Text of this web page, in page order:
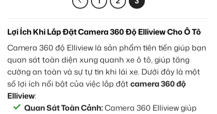
Lợi Ích Khi Lắp Đặt Camera 360 Độ Elliview Cho Ô Tô
Camera 360 độ Elliview là sản phẩm tiên tiến giúp bạn
quan sát toàn diện xung quanh xe ô tô, giúp tăng
cường an toàn và sự tự tin khi lái xe. Dưới đây là một
số lợi ích nổi bật của việc lắp đặtcamera 360 độ
Elliview:
Quan Sát Toàn Cảnh:Camera 360 Elliview giúp